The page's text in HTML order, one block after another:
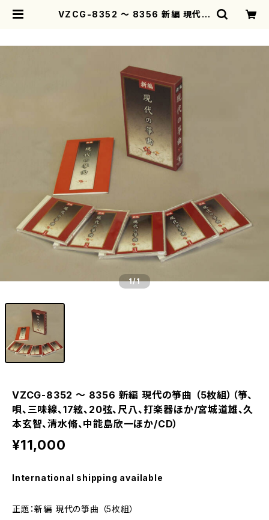
VZCG-8352 〜 8356 新編 現代の
1/1
VZCG-8352 〜 8356 新編 現代の箏曲 （5枚組）（箏、
唄、三味線、17絃、20弦、尺八、打楽器ほか/宮城道雄、久
本玄智、清水脩、中能島欣一ほか/CD）
¥11,000
International shipping available
正題：新編 現代の箏曲 （5枚組）